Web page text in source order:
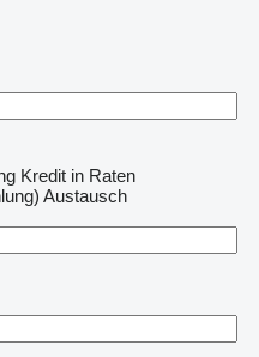
Kredit in Raten
Austausch